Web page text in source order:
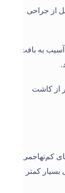
از جراحی
به بافت
از کاشت
کم‌تهاجمی،
کمتر